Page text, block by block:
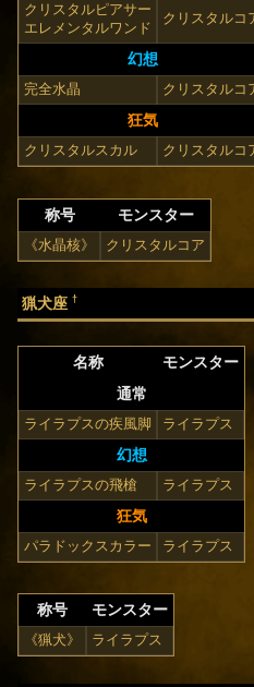
クリスタルピアサー
エレメンタルワンド
クリスタルコ
幻想
完全水晶 クリスタルコ
狂気
クリスタルスカル クリスタルコ
称号 モンスター
《水晶核》 クリスタルコア
猟犬座 †
名称
モンスター
通常
ライラプスの疾風脚 ライラプス
幻想
ライラプスの飛槍 ライラプス
狂気
パラドックスカラー ライラプス
称号 モンスター
《猟犬》 ライラプス